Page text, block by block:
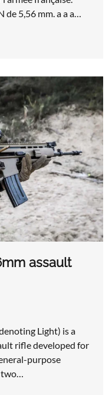
5,56 mm. a a a…
assault
Light) is a
rifle developed for
purpose
two…